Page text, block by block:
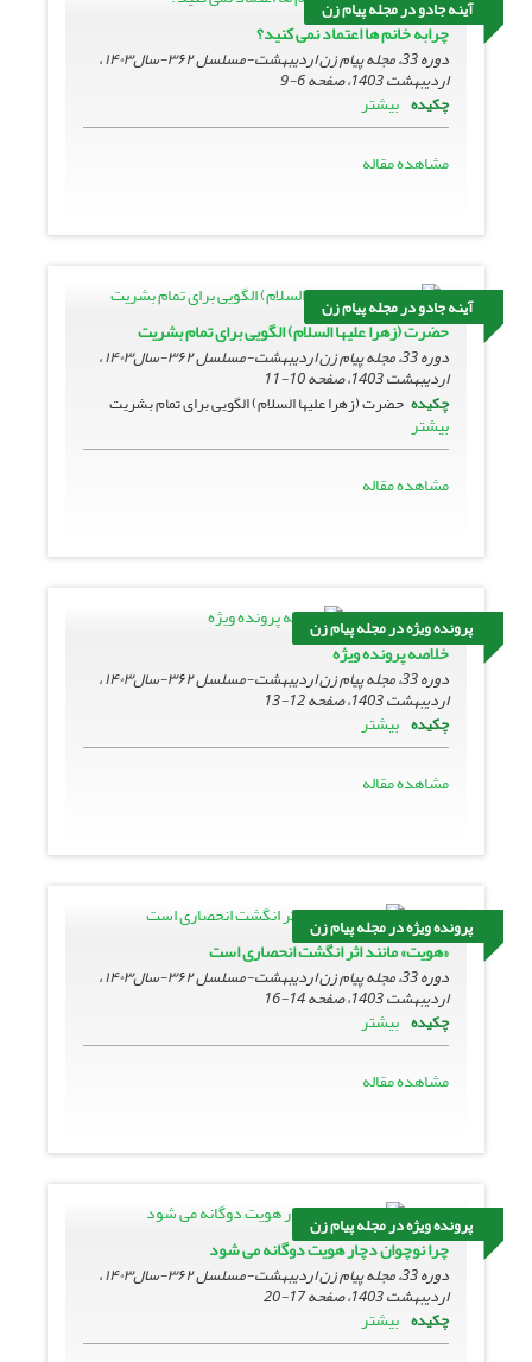
آینه جادو در مجله پیام زن
چرابه خانم ها اعتماد نمی کنید؟
دوره 33، مجله پیام زن اردیبهشت-مسلسل ۳۶۲-سال۱۴۰۳ ،
اردیبهشت 1403، صفحه
6-9
چکیده بیشتر
مشاهده مقاله
آینه جادو در مجله پیام زن
حضرت (زهرا علیها السلام) الگویی برای تمام بشریت
دوره 33، مجله پیام زن اردیبهشت-مسلسل ۳۶۲-سال۱۴۰۳ ،
اردیبهشت 1403، صفحه
10-11
چکیده حضرت (زهرا علیها السلام) الگویی برای تمام بشریت
بیشتر
مشاهده مقاله
پرونده ویژه در مجله پیام زن
خلاصه پرونده ویژه
دوره 33، مجله پیام زن اردیبهشت-مسلسل ۳۶۲-سال۱۴۰۳ ،
اردیبهشت 1403، صفحه
12-13
چکیده بیشتر
مشاهده مقاله
پرونده ویژه در مجله پیام زن
«هویت» مانند اثر انگشت انحصاری است
دوره 33، مجله پیام زن اردیبهشت-مسلسل ۳۶۲-سال۱۴۰۳ ،
اردیبهشت 1403، صفحه
14-16
چکیده بیشتر
مشاهده مقاله
پرونده ویژه در مجله پیام زن
چرا نوچوان دچار هویت دوگانه می شود
دوره 33، مجله پیام زن اردیبهشت-مسلسل ۳۶۲-سال۱۴۰۳ ،
اردیبهشت 1403، صفحه
17-20
چکیده بیشتر